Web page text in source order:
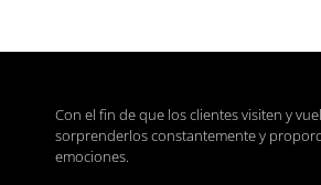
Con el fin de que los clientes visiten y
sorprenderlos constantemente y
emociones.